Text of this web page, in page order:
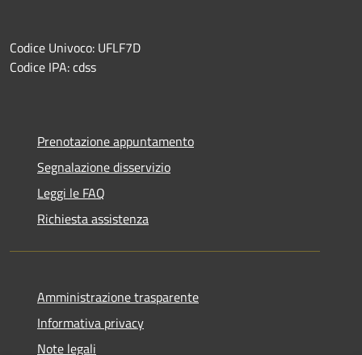
Codice Univoco: UFLF7D
Codice IPA: cdss
Prenotazione appuntamento
Segnalazione disservizio
Leggi le FAQ
Richiesta assistenza
Amministrazione trasparente
Informativa privacy
Note legali